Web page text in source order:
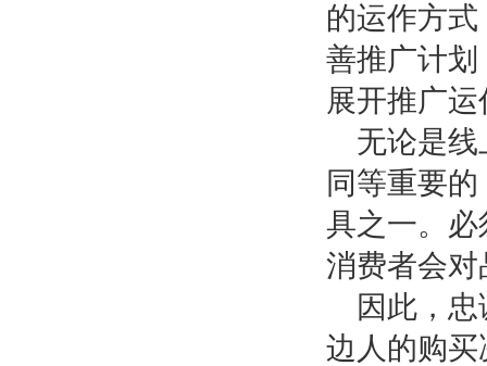
的运作方
善推广计
展开推广运
无论是
同等重要
具之一。
消费者会
因此，
边人的购